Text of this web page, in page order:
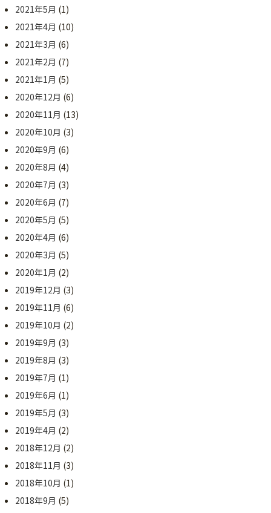
2021年5月 (1)
2021年4月 (10)
2021年3月 (6)
2021年2月 (7)
2021年1月 (5)
2020年12月 (6)
2020年11月 (13)
2020年10月 (3)
2020年9月 (6)
2020年8月 (4)
2020年7月 (3)
2020年6月 (7)
2020年5月 (5)
2020年4月 (6)
2020年3月 (5)
2020年1月 (2)
2019年12月 (3)
2019年11月 (6)
2019年10月 (2)
2019年9月 (3)
2019年8月 (3)
2019年7月 (1)
2019年6月 (1)
2019年5月 (3)
2019年4月 (2)
2018年12月 (2)
2018年11月 (3)
2018年10月 (1)
2018年9月 (5)